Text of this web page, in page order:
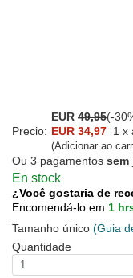
EUR 49,95(-
Precio: EUR 34,97 1 x
(Adicionar ao
Ou 3 pagamentos sem
En stock
¿Você gostaria de
Encomendá-lo em 1
Tamanho único (Guia
Quantidade